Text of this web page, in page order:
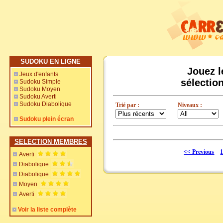
SUDOKU EN LIGNE
Jeux d'enfants
Sudoku Simple
Sudoku Moyen
Sudoku Averti
Sudoku Diabolique
Sudoku plein écran
SELECTION MEMBRES
Averti
Diabolique
Diabolique
Moyen
Averti
Voir la liste complète
Jouez
Trié par : Niveaux :
<< Previous